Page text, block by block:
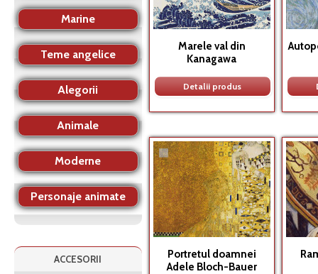
Marele val din
Kanagawa
Detalii produs
Portretul doamnei
Adele Bloch-Bauer
Marine
Teme angelice
Alegorii
Animale
Moderne
Personaje animate
ACCESORII